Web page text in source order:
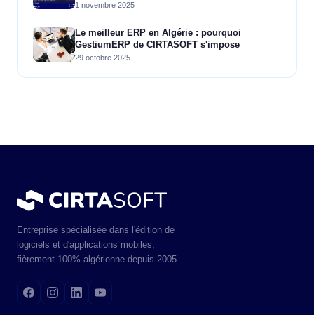
1 novembre 2025
Le meilleur ERP en Algérie : pourquoi
GestiumERP de CIRTASOFT s'impose
29 octobre 2025
Entreprise spécialisée dans l'édition de
logiciels et d'applications mobiles,
fièrement 100% algérienne depuis 2005.